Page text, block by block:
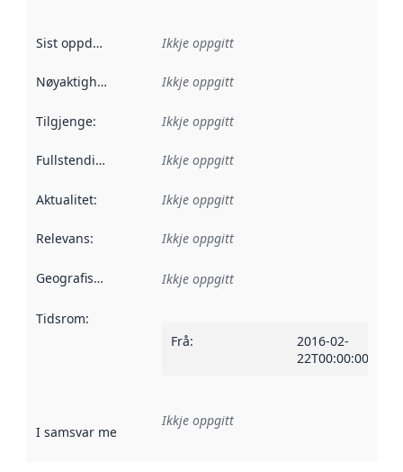
Sist oppdatert Ikkje oppgitt
Nøyaktigheit Ikkje oppgitt
Tilgjenge: Ikkje oppgitt
Fullstendigheit Ikkje oppgitt
Aktualitet: Ikkje oppgitt
Relevans: Ikkje oppgitt
Geografisk område Ikkje oppgitt
Tidsrom:
Frå:
2016-02-
22T00:00:00Z
I samsvar med Referanse til ei implementeringsregel eller
Ikkje oppgitt